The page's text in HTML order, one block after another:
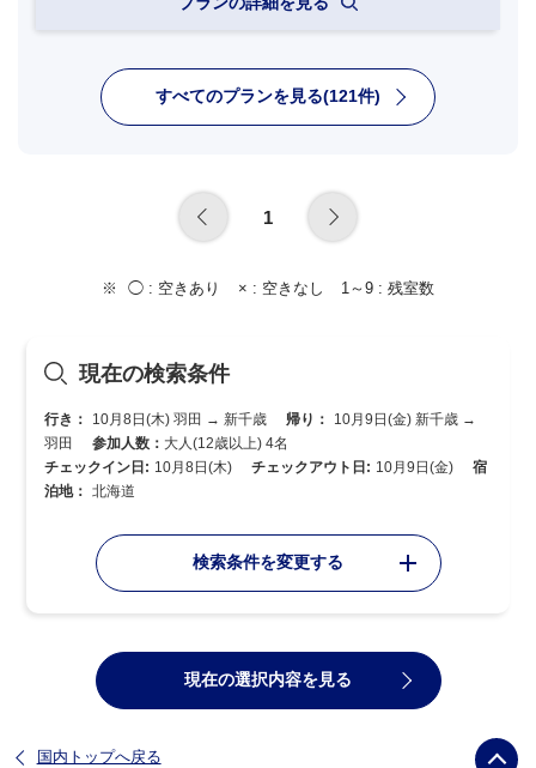
すべてのプランを見る(121件)
1
◯ : 空きあり × : 空きなし 1～9 : 残室数
現在の検索条件
行き： 10月8日(木) 羽田 → 新千歳 帰り：
10月9日(金) 新千歳 →
羽田
参加人数： 大人(12歳以上) 4名
チェックイン日: 10月8日(木) チェックアウト日: 10月9日(金)
宿
泊地： 北海道
検索条件を変更する
現在の選択内容を見る
国内トップへ戻る